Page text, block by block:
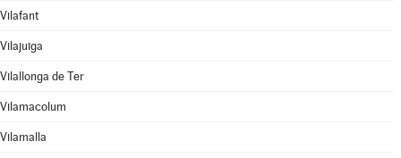
Vilafant
Vilajuïga
Vilallonga de Ter
Vilamacolum
Vilamalla